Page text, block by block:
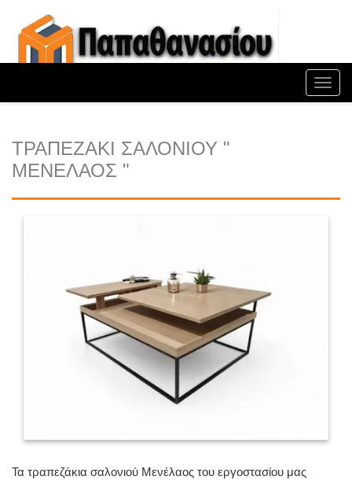
ΤΡΑΠΕΖΑΚΙ ΣΑΛΟΝΙΟΥ "
ΜΕΝΕΛΑΟΣ "
Τα τραπεζάκια σαλονιού Μενέλαος του εργοστασίου μας